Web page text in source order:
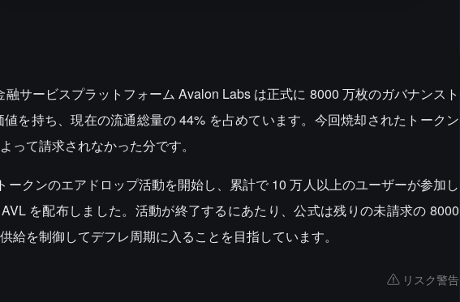
サービスプラットフォーム Avalon Labs は正式に 8000 万枚のガバナンスト
を持ち、現在の流通総量の 44% を占めています。今回焼却されたトークン
って請求されなかった分です。
クンのエアドロップ活動を開始し、累計で 10 万人以上のユーザーが参加し
を配布しました。活動が終了するにあたり、公式は残りの未請求の 8000
を制御してデフレ周期に入ることを目指しています。
リスク警告